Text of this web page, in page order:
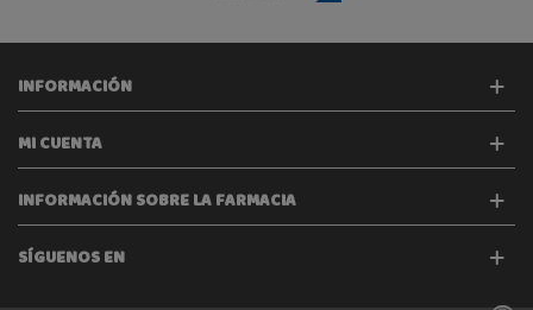
INFORMACIÓN
MI CUENTA
INFORMACIÓN SOBRE LA FARMACIA
SÍGUENOS EN